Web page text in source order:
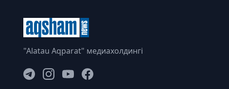
"Alatau Aqparat" медиахолдингі